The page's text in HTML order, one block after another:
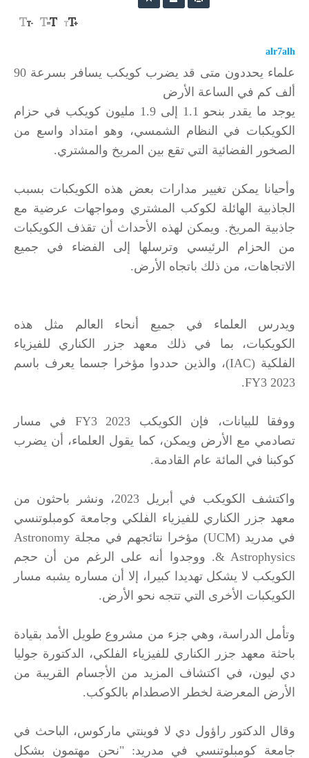
alr7alh
علماء يحددون متى قد يضرب كويكب يسافر بسرعة 90
ألف كم في الساعة الأرض
يوجد ما يقدر بنحو 1.1 إلى 1.9 مليون كويكب في حزام
الكويكبات في النظام الشمسي، وهو امتداد واسع من
الصخور الفضائية التي تقع بين المريخ والمشتري.
وأحيانا يمكن تغيير مدارات بعض هذه الكويكبات بسبب
الجاذبية الهائلة لكوكب المشتري ومواجهات عرضية مع
جاذبية المريخ. ويمكن لهذه الأحداث أن تقذف الكويكبات
من الحزام الرئيسي وترسلها إلى الفضاء في جميع
الاتجاهات، من ذلك باتجاه الأرض.
ويدرس العلماء في جميع أنحاء العالم مثل هذه
الكويكبات، بما في ذلك معهد جزر الكناري للفيزياء
الفلكية (IAC)، والذين حددوا مؤخرا جسما يعرف باسم
2023 FY3.
ووفقا للبيانات، فإن الكويكب 2023 FY3 في مسار
تصادمي مع الأرض ويمكن، كما يقول العلماء، أن يضرب
كوكبنا في المائة عام القادمة.
واكتشف الكويكب في أبريل 2023، ونشر باحثون من
معهد جزر الكناري للفيزياء الفلكي وجامعة كومبلوتنسي
في مدريد (UCM) مؤخرا نتائجهم في مجلة Astronomy
& Astrophysics. ووجدوا أنه على الرغم من أن حجم
الكويكب لا يشكل تهديدا كبيرا، إلا أن مساره يشبه مسار
الكويكبات الأخرى التي تتجه نحو الأرض.
وتأمل الدراسة، وهي جزء من مشروع طويل الأمد بقيادة
باحثة معهد جزر الكناري للفيزياء الفلكي، الدكتورة جوليا
دي ليون، في اكتشاف المزيد من الأجسام القريبة من
الأرض المعرضة لخطر الاصطدام بالكوكب.
وقال الدكتور راؤول دي لا فوينتي ماركوس، الباحث في
جامعة كومبلوتنسي في مدريد: "نحن مهتمون بشكل